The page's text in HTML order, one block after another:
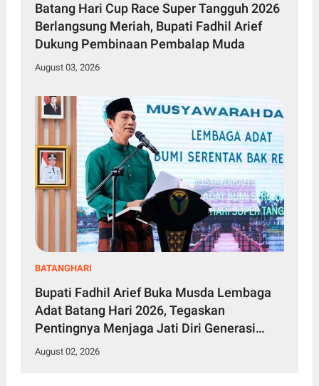
Batang Hari Cup Race Super Tangguh 2026
Berlangsung Meriah, Bupati Fadhil Arief
Dukung Pembinaan Pembalap Muda
August 03, 2026
BATANGHARI
Bupati Fadhil Arief Buka Musda Lembaga
Adat Batang Hari 2026, Tegaskan
Pentingnya Menjaga Jati Diri Generasi
Muda
August 02, 2026